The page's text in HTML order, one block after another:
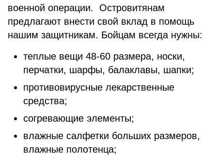
военной операции. Островитянам
предлагают внести свой вклад в помощь
нашим защитникам. Бойцам всегда нужны:
теплые вещи 48-60 размера, носки,
перчатки, шарфы, балаклавы, шапки;
противовирусные лекарственные
средства;
согревающие элементы;
влажные салфетки больших размеров,
влажные полотенца;